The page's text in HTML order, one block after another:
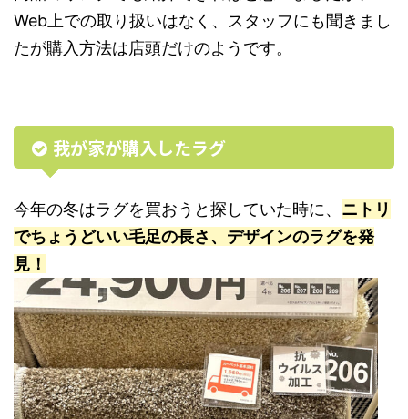
Web上での取り扱いはなく、スタッフにも聞きまし
たが購入方法は店頭だけのようです。
我が家が購入したラグ
今年の冬はラグを買おうと探していた時に、 ニトリ
でちょうどいい毛足の長さ、デザインのラグを発
見！